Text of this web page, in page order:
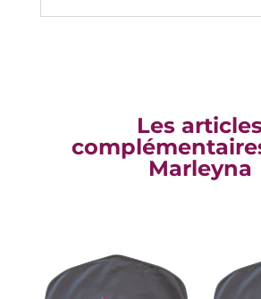
Les
Marleyna